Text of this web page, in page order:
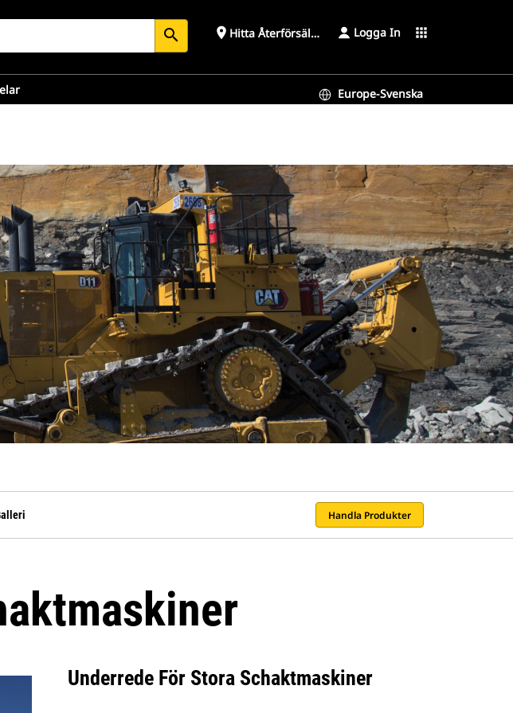
search place Hitta Återförsäljare Logga In apps
Europe-Svenska
Handla Produkter
Underrede För Stora Schaktmaskiner